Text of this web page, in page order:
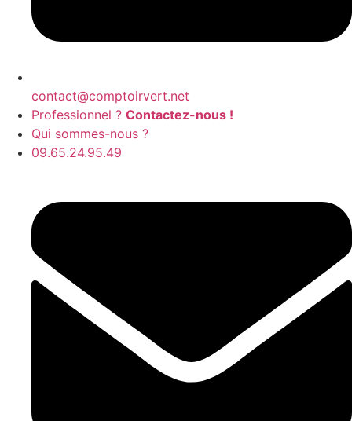
contact@comptoirvert.net
Professionnel ? Contactez-nous !
Qui sommes-nous ?
09.65.24.95.49